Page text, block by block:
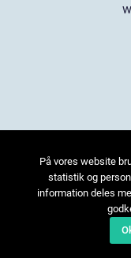
På vores website
statistik og
information deles